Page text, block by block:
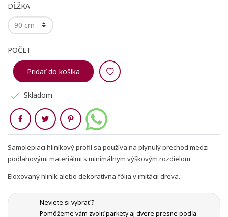
DĹŽKA
POČET
Pridať do košíka
 Skladom
Zdieľaj
Samolepiaci hliníkový profil sa používa na plynulý prechod medzi
podlahovými materiálmi s minimálnym výškovým rozdielom
Eloxovaný hliník alebo dekoratívna fólia v imitácii dreva.
Neviete si vybrať ?
Pomôžeme vám zvoliť parkety aj dvere presne podľa
Vytvoriť zoznam želaní